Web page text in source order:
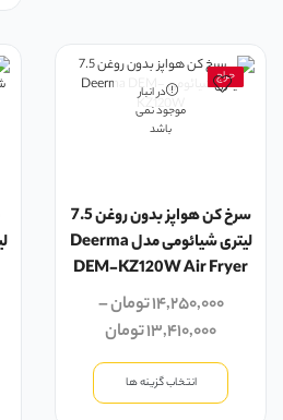
حراج
در انبار
موجود نمی
باشد
سرخ کن هواپز بدون روغن 7.5
لیتری شیائومی مدل Deerma
DEM-KZ120W Air Fryer
۱۴,۲۵۰,۰۰۰تومان–
۱۳,۴۱۰,۰۰۰تومان
انتخاب گزینه ها